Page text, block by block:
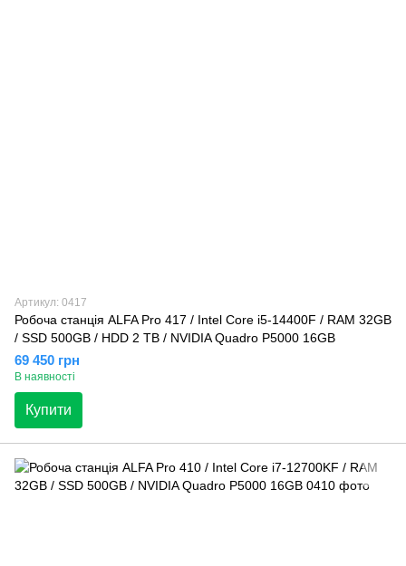
Артикул: 0417
Робоча станція ALFA Pro 417 / Intel Core i5-14400F / RAM 32GB
/ SSD 500GB / HDD 2 TB / NVIDIA Quadro P5000 16GB
69 450 грн
В наявності
Купити